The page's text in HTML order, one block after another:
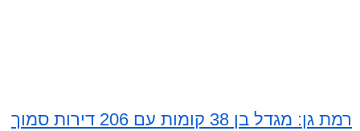
רמת גן: מגדל בן 38 קומות עם 206 דירות סמוך